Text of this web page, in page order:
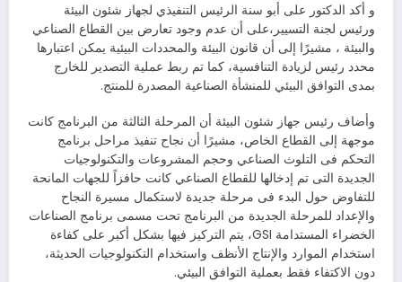
و أكد الدكتور على أبو سنة الرئيس التنفيذي لجهاز شئون البيئة
ورئيس لجنة التسيير،على أن عدم وجود تعارض بين القطاع الصناعي
والبيئة ، مشيرًا إلى أن قانون البيئة والمحددات البيئية يمكن اعتبارها
محدد رئيس لزيادة التنافسية، كما تم ربط عملية التصدير للخارج
بمدى التوافق البيئي للمنشأة الصناعية المصدرة للمنتج.
وأضاف رئيس جهاز شئون البيئة أن المرحلة الثالثة من البرنامج كانت
موجهة إلى القطاع الخاص، مشيرًا أن نجاح تنفيذ مراحل برنامج
التحكم فى التلوث الصناعي وحجم المشروعات والتكنولوجيات
الجديدة التى تم إدخالها للقطاع الصناعي كانت حافزاً للجهات المانحة
للتفاوض حول البدء فى مرحلة جديدة لاستكمال مسيرة النجاح
والإعداد للمرحلة الجديدة من البرنامج تحت مسمى برنامج الصناعات
الخضراء المستدامة GSI، يتم التركيز فيها بشكل أكبر على كفاءة
استخدام الموارد والإنتاج الأنظف واستخدام التكنولوجيات الحديثة،
دون الاكتفاء فقط بعملية التوافق البيئي.